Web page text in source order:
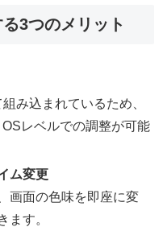
3つのメリット
み込まれているため、
レベルでの調整が可能
ム変更
画面の色味を即座に変
ます。